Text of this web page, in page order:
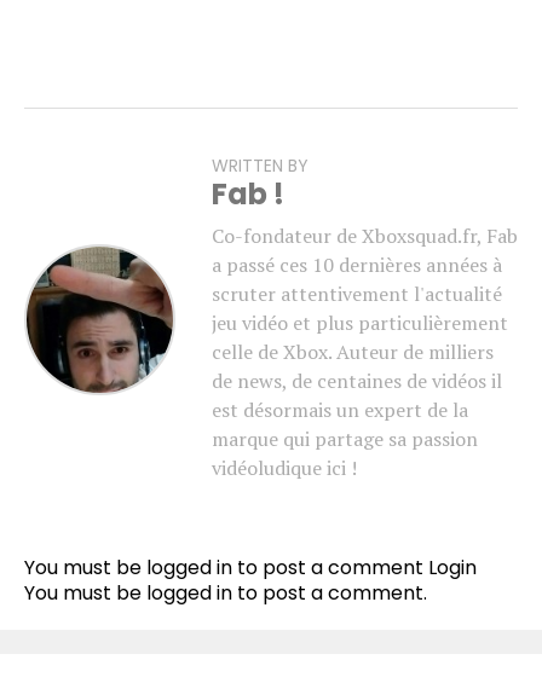
WRITTEN BY
Fab !
Co-fondateur de Xboxsquad.fr, Fab
a passé ces 10 dernières années à
scruter attentivement l'actualité
jeu vidéo et plus particulièrement
celle de Xbox. Auteur de milliers
de news, de centaines de vidéos il
est désormais un expert de la
marque qui partage sa passion
vidéoludique ici !
You must be logged in to post a comment Login
You must be logged in to post a comment.